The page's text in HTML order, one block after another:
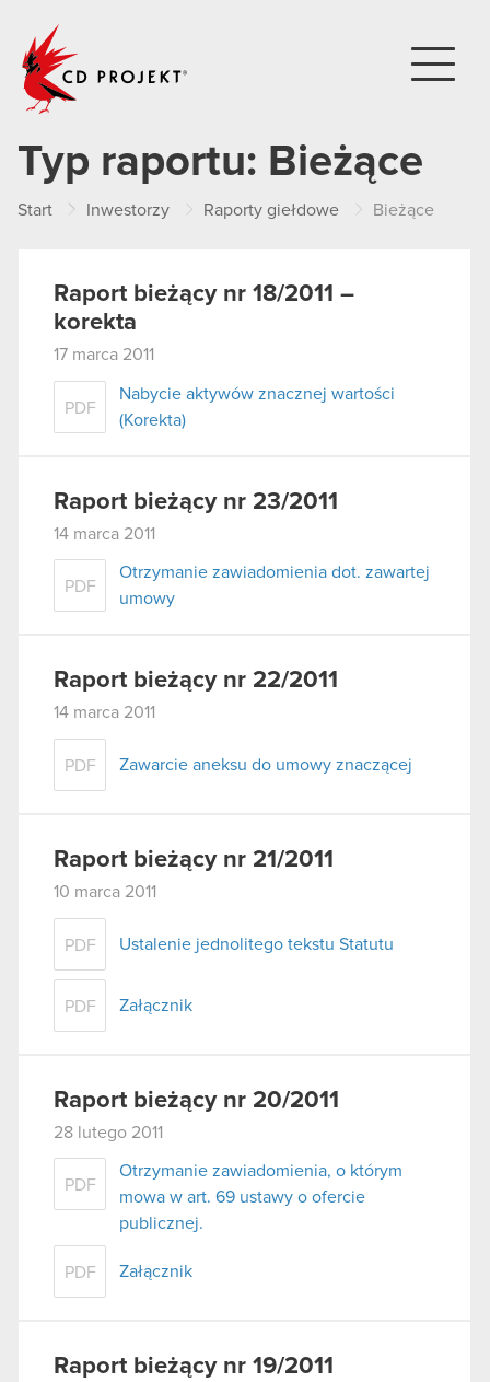
Typ raportu: Bieżące
Start Inwestorzy Raporty giełdowe Bieżące
Raport bieżący nr 18/2011 –
korekta
17 marca 2011
PDF
Nabycie aktywów znacznej wartości
(Korekta)
Raport bieżący nr 23/2011
14 marca 2011
PDF
Otrzymanie zawiadomienia dot. zawartej
umowy
Raport bieżący nr 22/2011
14 marca 2011
PDF Zawarcie aneksu do umowy znaczącej
Raport bieżący nr 21/2011
10 marca 2011
PDF Ustalenie jednolitego tekstu Statutu
PDF Załącznik
Raport bieżący nr 20/2011
28 lutego 2011
PDF
Otrzymanie zawiadomienia, o którym
mowa w art. 69 ustawy o ofercie
publicznej.
PDF Załącznik
Raport bieżący nr 19/2011